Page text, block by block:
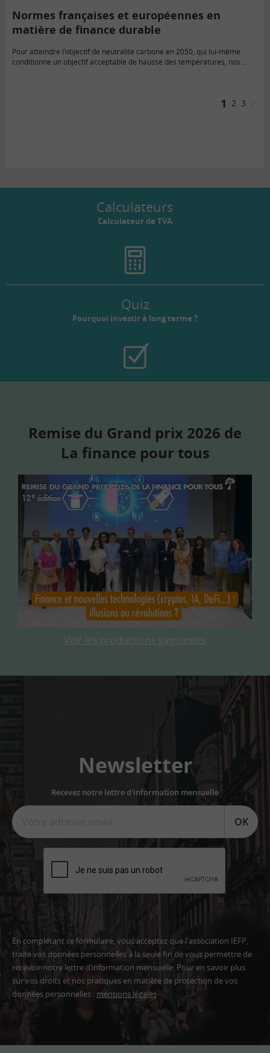
Normes françaises et européennes en
matière de finance durable
Pour atteindre l’objectif de neutralité carbone en 2050, qui lui-même
conditionne un objectif acceptable de hausse des températures, nos
1 2 3
Calculateurs
Calculateur de TVA
Quiz
Pourquoi investir à long terme ?
Remise du Grand prix 2026 de
La finance pour tous
Voir les productions gagnantes
Newsletter
Recevez notre lettre d'information mensuelle
OK
En complétant ce formulaire, vous acceptez que l'association IEFP,
traite vos données personnelles à la seule fin de vous permettre de
recevoir notre lettre d’information mensuelle. Pour en savoir plus
sur vos droits et nos pratiques en matière de protection de vos
données personnelles : mentions légales
Adresse